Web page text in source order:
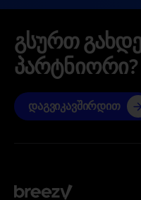
გსურთ
პარტნიორი?
დაგვიკავშირდით